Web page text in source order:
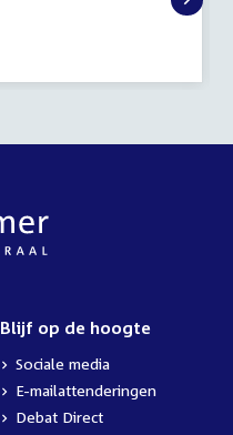
Blijf op de hoogte
Sociale media
E-mailattenderingen
Debat Direct